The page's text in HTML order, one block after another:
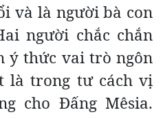
và là người bà con
người chắc chắn
ý thức vai trò ngôn
là trong tư cách vị
cho Đấng Mêsia.